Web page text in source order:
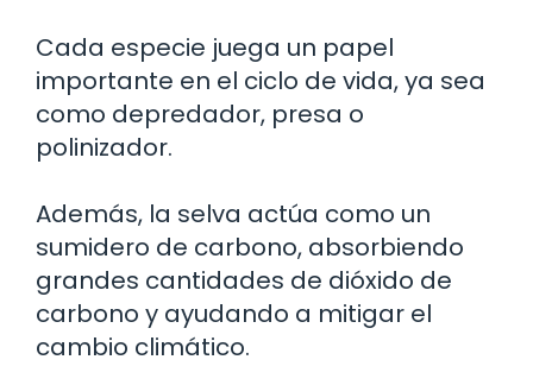
Cada especie juega un papel
importante en el ciclo de vida, ya sea
como depredador, presa o
polinizador.
Además, la selva actúa como un
sumidero de carbono, absorbiendo
grandes cantidades de dióxido de
carbono y ayudando a mitigar el
cambio climático.